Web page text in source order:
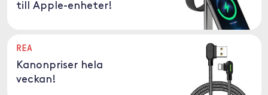
till Apple-enheter!
REA
Kanonpriser hela
veckan!